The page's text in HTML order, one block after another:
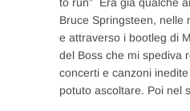
Bruce Springsteen, nelle
e attraverso i bootleg di
del Boss che mi spediva
concerti e canzoni
potuto ascoltare. Poi nel